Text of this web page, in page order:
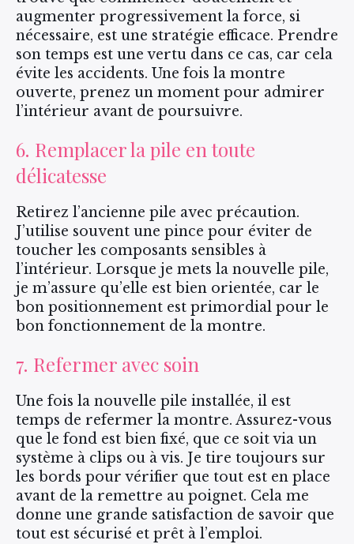
augmenter progressivement la force, si
nécessaire, est une stratégie efficace. Prendre
son temps est une vertu dans ce cas, car cela
évite les accidents. Une fois la montre
ouverte, prenez un moment pour admirer
l’intérieur avant de poursuivre.
6. Remplacer la pile en toute
délicatesse
Retirez l’ancienne pile avec précaution.
J’utilise souvent une pince pour éviter de
toucher les composants sensibles à
l’intérieur. Lorsque je mets la nouvelle pile,
je m’assure qu’elle est bien orientée, car le
bon positionnement est primordial pour le
bon fonctionnement de la montre.
7. Refermer avec soin
Une fois la nouvelle pile installée, il est
temps de refermer la montre. Assurez-vous
que le fond est bien fixé, que ce soit via un
système à clips ou à vis. Je tire toujours sur
les bords pour vérifier que tout est en place
avant de la remettre au poignet. Cela me
donne une grande satisfaction de savoir que
tout est sécurisé et prêt à l’emploi.